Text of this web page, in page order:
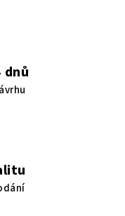
dnů